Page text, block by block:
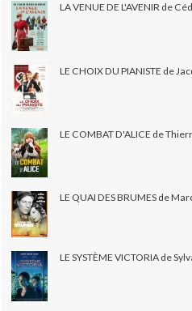
LA VENUE DE L'AVENIR de
LE CHOIX DU PIANISTE de
LE COMBAT D'ALICE de
LE QUAI DES BRUMES de
LE SYSTÈME VICTORIA de